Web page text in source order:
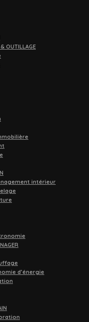
OUTILLAGE
intérieur
d’énergie